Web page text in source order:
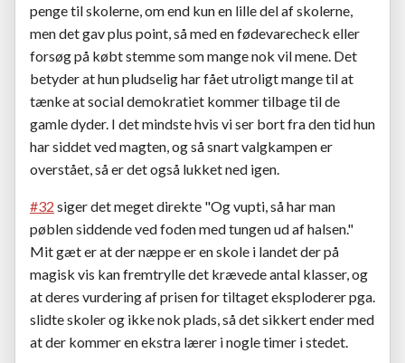
penge til skolerne, om end kun en lille del af skolerne,
men det gav plus point, så med en fødevarecheck eller
forsøg på købt stemme som mange nok vil mene. Det
betyder at hun pludselig har fået utroligt mange til at
tænke at social demokratiet kommer tilbage til de
gamle dyder. I det mindste hvis vi ser bort fra den tid hun
har siddet ved magten, og så snart valgkampen er
overstået, så er det også lukket ned igen.
#32 siger det meget direkte "Og vupti, så har man
pøblen siddende ved foden med tungen ud af halsen."
Mit gæt er at der næppe er en skole i landet der på
magisk vis kan fremtrylle det krævede antal klasser, og
at deres vurdering af prisen for tiltaget eksploderer pga.
slidte skoler og ikke nok plads, så det sikkert ender med
at der kommer en ekstra lærer i nogle timer i stedet.